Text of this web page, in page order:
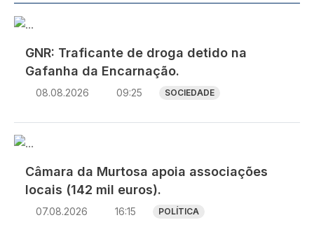
Imagem
GNR: Traficante de droga detido na
Gafanha da Encarnação.
08.08.2026 09:25 SOCIEDADE
Imagem
Câmara da Murtosa apoia associações
locais (142 mil euros).
07.08.2026 16:15 POLÍTICA